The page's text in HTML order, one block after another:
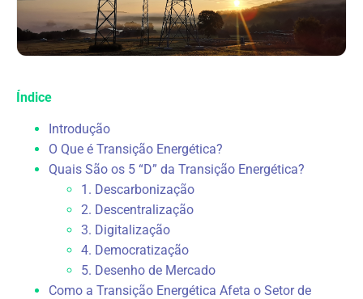
Índice
Introdução
O Que é Transição Energética?
Quais São os 5 “D” da Transição Energética?
1. Descarbonização
2. Descentralização
3. Digitalização
4. Democratização
5. Desenho de Mercado
Como a Transição Energética Afeta o Setor de